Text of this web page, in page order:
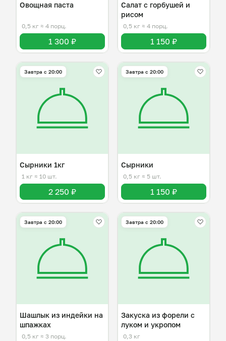
Овощная паста
0,5 кг ≈ 4 порц.
1 300 ₽
Салат с горбушей и
рисом
0,5 кг ≈ 4 порц.
1 150 ₽
Завтра c 20:00
Сырники 1кг
1 кг ≈ 10 шт.
2 250 ₽
Завтра c 20:00
Сырники
0,5 кг ≈ 5 шт.
1 150 ₽
Завтра c 20:00
Шашлык из индейки на
шпажках
0,5 кг ≈ 3 порц.
Завтра c 20:00
Закуска из форели с
луком и укропом
0,3 кг